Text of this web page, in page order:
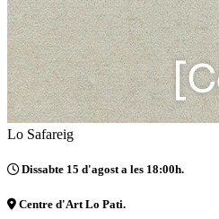
Lo Safareig
Dissabte 15 d'agost a les 18:00h.
Centre d'Art Lo Pati.